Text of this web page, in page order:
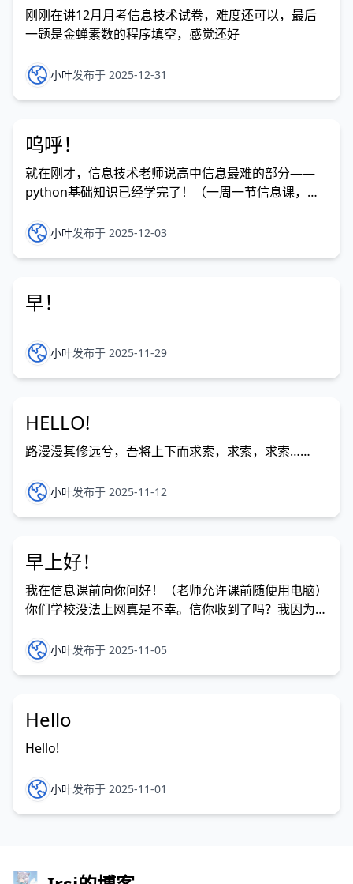
刚刚在讲12月月考信息技术试卷，难度还可以，最后
一题是金蝉素数的程序填空，感觉还好
小叶发布于 2025-12-31
呜呼！
就在刚才，信息技术老师说高中信息最难的部分——
python基础知识已经学完了！（一周一节信息课，才
最后一道题了！
小叶发布于 2025-12-03
早！
小叶发布于 2025-11-29
HELLO!
路漫漫其修远兮，吾将上下而求索，求索，求索……
小叶发布于 2025-11-12
早上好！
我在信息课前向你问好！（老师允许课前随便用电脑）
你们学校没法上网真是不幸。信你收到了吗？我因为住
电脑配置： 主机名: S45 OS 名称: Microsoft
Windows 10 专业版 OS 版本: 10.0.19045 暂缺 Build
小叶发布于 2025-11-05
Hello
Hello!
小叶发布于 2025-11-01